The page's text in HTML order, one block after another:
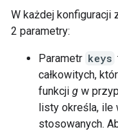
W każdej konfiguracji
2 parametry:
Parametr keys
całkowitych,
funkcji g w
listy określa, ile
stosowanych.